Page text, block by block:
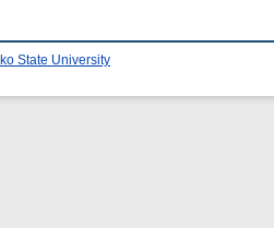
State University